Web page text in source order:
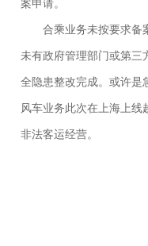
案申请。
合乘业务未按要求备
未有政府管理部门或第三
全隐患整改完成。或许是
风车业务此次在上海上线
非法客运经营。